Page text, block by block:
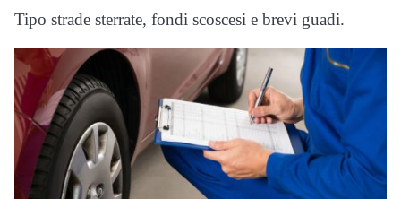
Tipo strade sterrate, fondi scoscesi e brevi guadi.